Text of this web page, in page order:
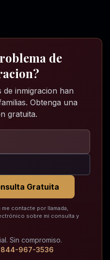
de
de inmigracion han
Obtenga una
gratuita.
Gratuita
contacte por llamada,
sobre mi consulta y
Sin compromiso.
844-967-3536